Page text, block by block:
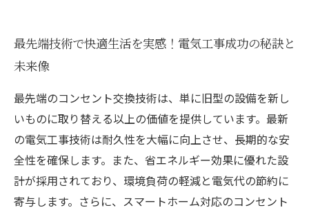
最先端技術で快適生活を実感！電気工事成功の秘訣と
未来像
最先端のコンセント交換技術は、単に旧型の設備を新し
いものに取り替える以上の価値を提供しています。最新
の電気工事技術は耐久性を大幅に向上させ、長期的な安
全性を確保します。また、省エネルギー効果に優れた設
計が採用されており、環境負荷の軽減と電気代の節約に
寄与します。さらに、スマートホーム対応のコンセント